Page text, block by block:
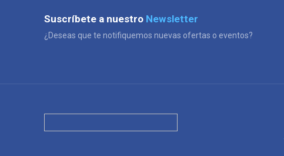
Suscríbete a nuestro Newsletter
¿Deseas que te notifiquemos nuevas ofertas o eventos?